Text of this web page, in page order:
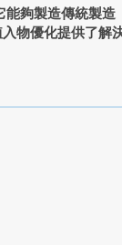
能夠製造傳統製造
物優化提供了解